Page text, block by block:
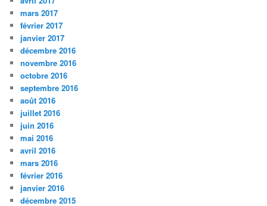
mars 2017
février 2017
janvier 2017
décembre 2016
novembre 2016
octobre 2016
septembre 2016
août 2016
juillet 2016
juin 2016
mai 2016
avril 2016
mars 2016
février 2016
janvier 2016
décembre 2015